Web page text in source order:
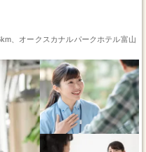
、オークスカナルパークホテル富山